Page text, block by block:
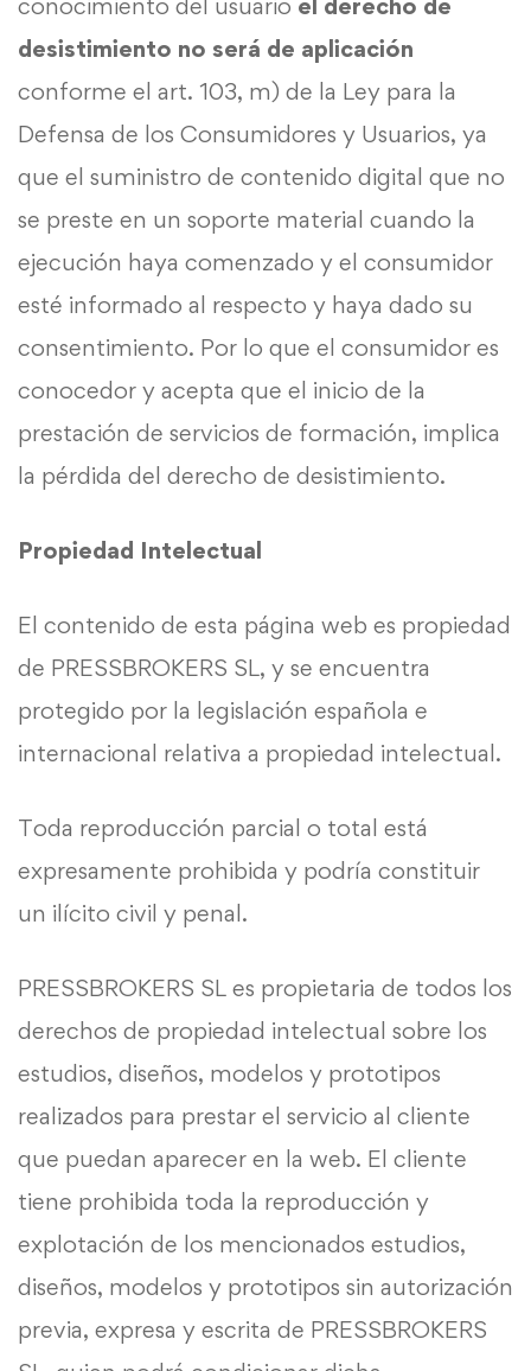
conocimiento del usuario el derecho de
desistimiento no será de aplicación
conforme el art. 103, m) de la Ley para la
Defensa de los Consumidores y Usuarios, ya
que el suministro de contenido digital que no
se preste en un soporte material cuando la
ejecución haya comenzado y el consumidor
esté informado al respecto y haya dado su
consentimiento. Por lo que el consumidor es
conocedor y acepta que el inicio de la
prestación de servicios de formación, implica
la pérdida del derecho de desistimiento.
Propiedad Intelectual
El contenido de esta página web es propiedad
de PRESSBROKERS SL, y se encuentra
protegido por la legislación española e
internacional relativa a propiedad intelectual.
Toda reproducción parcial o total está
expresamente prohibida y podría constituir
un ilícito civil y penal.
PRESSBROKERS SL es propietaria de todos los
derechos de propiedad intelectual sobre los
estudios, diseños, modelos y prototipos
realizados para prestar el servicio al cliente
que puedan aparecer en la web. El cliente
tiene prohibida toda la reproducción y
explotación de los mencionados estudios,
diseños, modelos y prototipos sin autorización
previa, expresa y escrita de PRESSBROKERS